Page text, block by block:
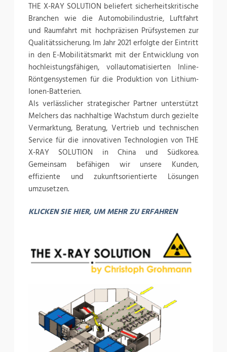
THE X-RAY SOLUTION beliefert sicherheitskritische
Branchen wie die Automobilindustrie, Luftfahrt
und Raumfahrt mit hochpräzisen Prüfsystemen zur
Qualitätssicherung. Im Jahr 2021 erfolgte der Eintritt
in den E-Mobilitätsmarkt mit der Entwicklung von
hochleistungsfähigen, vollautomatisierten Inline-
Röntgensystemen für die Produktion von Lithium-
Ionen-Batterien.
Als verlässlicher strategischer Partner unterstützt
Melchers das nachhaltige Wachstum durch gezielte
Vermarktung, Beratung, Vertrieb und technischen
Service für die innovativen Technologien von THE
X-RAY SOLUTION in China und Südkorea.
Gemeinsam befähigen wir unsere Kunden,
effiziente und zukunftsorientierte Lösungen
umzusetzen.
KLICKEN SIE HIER, UM MEHR ZU ERFAHREN